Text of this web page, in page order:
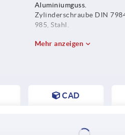
Aluminiumguss.
Zylinderschraube DIN
985, Stahl.
Mehr anzeigen
CAD